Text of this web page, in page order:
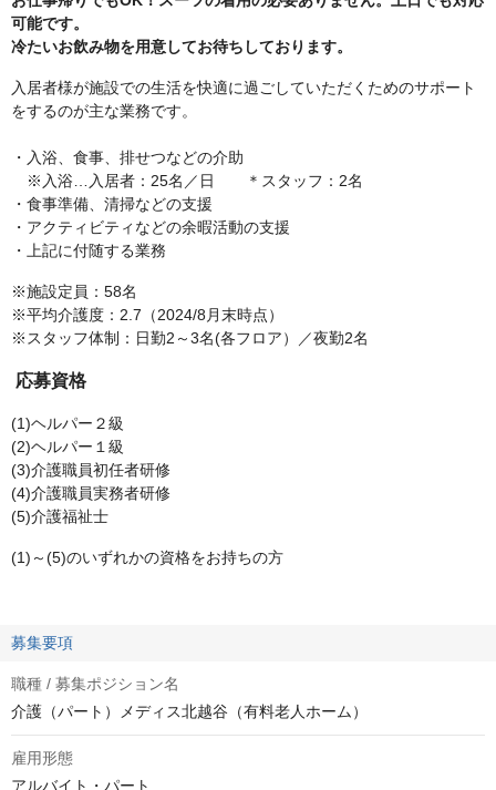
可能です。
冷たいお飲み物を用意してお待ちしております。
入居者様が施設での生活を快適に過ごしていただくためのサポート
をするのが主な業務です。
・入浴、食事、排せつなどの介助
※入浴…入居者：25名／日 ＊スタッフ：2名
・食事準備、清掃などの支援
・アクティビティなどの余暇活動の支援
・上記に付随する業務
※施設定員：58名
※平均介護度：2.7（2024/8月末時点）
※スタッフ体制：日勤2～3名(各フロア）／夜勤2名
応募資格
(1)ヘルパー２級
(2)ヘルパー１級
(3)介護職員初任者研修
(4)介護職員実務者研修
(5)介護福祉士
(1)～(5)のいずれかの資格をお持ちの方
募集要項
職種 / 募集ポジション名
介護（パート）メディス北越谷（有料老人ホーム）
雇用形態
アルバイト・パート